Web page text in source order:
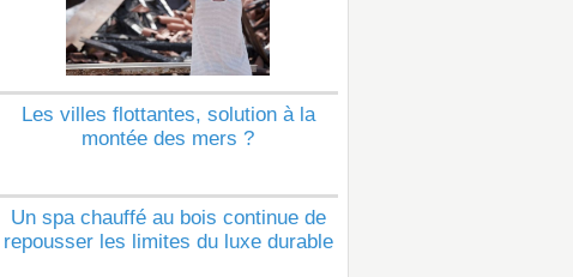
Les villes flottantes, solution à la
montée des mers ?
Un spa chauffé au bois continue de
repousser les limites du luxe durable